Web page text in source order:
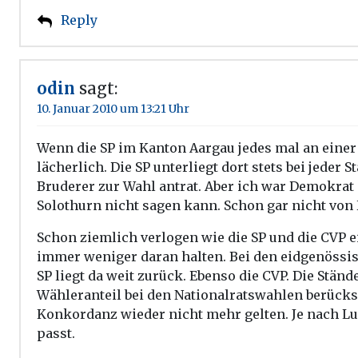
Reply
odin sagt:
10. Januar 2010 um 13:21 Uhr
Wenn die SP im Kanton Aargau jedes mal an
lächerlich. Die SP unterliegt dort stets bei jeder
Bruderer zur Wahl antrat. Aber ich war
Solothurn nicht sagen kann. Schon gar nicht von
Schon ziemlich verlogen wie die SP und die
immer weniger daran halten. Bei den
SP liegt da weit zurück. Ebenso die CVP. Die
Wähleranteil bei den Nationalratswahlen
Konkordanz wieder nicht mehr gelten. Je nach
passt.